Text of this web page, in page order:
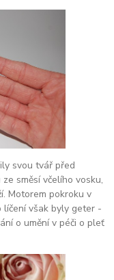
svou tvář před
směsí včelího vosku,
Motorem pokroku v
líčení však byly geter -
o umění v péči o pleť